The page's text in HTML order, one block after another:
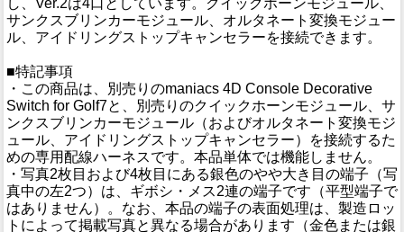
し、Ver.2は4口としています。クイックホーンモジュール、
サンクスブリンカーモジュール、オルタネート変換モジュー
ル、アイドリングストップキャンセラーを接続できます。
■特記事項
・この商品は、別売りのmaniacs 4D Console Decorative
Switch for Golf7と、別売りのクイックホーンモジュール、サ
ンクスブリンカーモジュール（およびオルタネート変換モジ
ュール、アイドリングストップキャンセラー）を接続するた
めの専用配線ハーネスです。本品単体では機能しません。
・写真2枚目および4枚目にある銀色のやや大き目の端子（写
真中の左2つ）は、ギボシ・メス2連の端子です（平型端子で
はありません）。なお、本品の端子の表面処理は、製造ロッ
トによって掲載写真と異なる場合があります（金色または銀